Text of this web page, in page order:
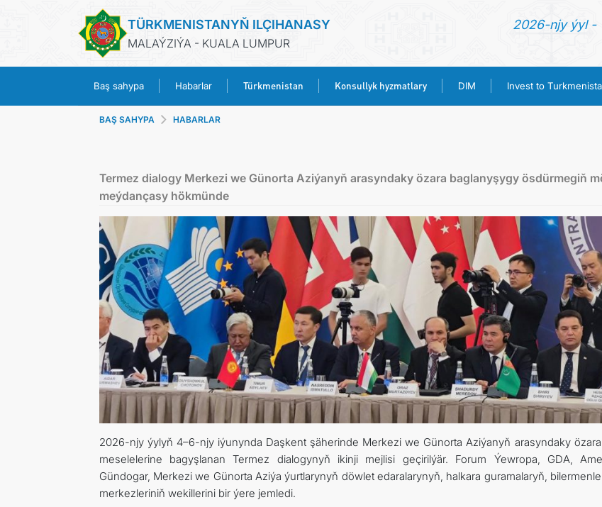
TÜRKMENISTANYŇ ILÇIHANASY
MALAÝZIÝA - KUALA LUMPUR
2026-njy ýyl -
Baş sahypa Habarlar Türkmenistan Konsullyk hyzmatlary DIM Invest to
KONSULLYK HYZMATLARY
DIM
INVEST TO TURKMENISTAN!
ARAGATNAŞYK
BAŞ SAHYPA HABARLAR
Termez dialogy Merkezi we Günorta Aziýanyň arasyndaky özara baglanyşygy ösdürmegiň
meýdançasy hökmünde
2026-njy ýylyň 4–6-njy iýunynda Daşkent şäherinde Merkezi we Günorta Aziýanyň arasyndaky
meselelerine bagyşlanan Termez dialogynyň ikinji mejlisi geçirilýär. Forum Ýewropa, GDA,
Gündogar, Merkezi we Günorta Aziýa ýurtlarynyň döwlet edaralarynyň, halkara guramalaryň,
merkezleriniň wekillerini bir ýere jemledi.